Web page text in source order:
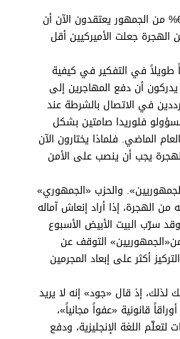
وتُظهر استطلاعات الرأي أن 65% من الجمهور يعتقدون الآن أن
جعلت الأميركيين أقل
طويلاً في التفكير في كيفية
أن دفع المهاجرين إلى
في الاتصال بالشرطة عند
فلوريدا صامتين بشكل
الماضي. فلماذا يختارون الآن
الهجرة يجب أن ينصب على الأمن
والحزب «الجمهوري»
الهجرة، إذا أراد إنعاش آماله
سرّب البيت الأبيض الأسبوع
التوقف عن
أكثر على إبعاد المجرمين
إذ قال «جود» إنه لا يريد
قانونية «عفواً مجانياً»،
اللغة الإنجليزية، ودفع